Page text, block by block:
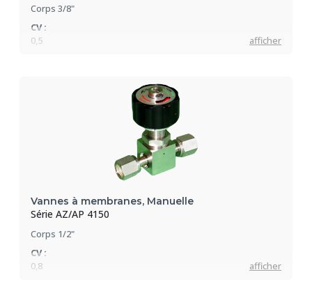
Corps 3/8"
CV :
0,5
afficher
Vannes à membranes, Manuelle
Série AZ/AP 4150
Corps 1/2"
CV :
0,8
afficher